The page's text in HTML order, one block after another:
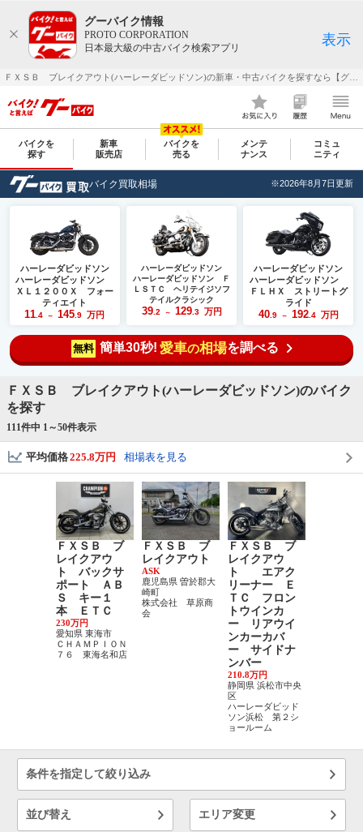
グーバイク情報
PROTO CORPORATION
日本最大級の中古バイク検索アプリ
表示
バイクを
探す
新車
販売店
バイクを
売る
メンテ
ナンス
コミュ
ニティ
バイク買取相場 ※2026年8月7日更新
ハーレーダビッドソン
ハーレーダビッドソン
ＸＬ１２００Ｘ フォー
ティエイト
11 .4 ～ 145 .9 万円
ハーレーダビッドソン
ハーレーダビッドソン Ｆ
ＬＳＴＣ ヘリテイジソフ
テイルクラシック
39.2 ～ 129.3 万円
ハーレーダビッドソン
ハーレーダビッドソン
ＦＬＨＸ ストリートグ
ライド
40.9 ～ 192.4 万円
無料 簡単30秒! 愛車の相場を調べる
ＦＸＳＢ ブレイクアウト(ハーレーダビッドソン)のバイク
を探す
111件中 1～50件表示
平均価格225.8万円 相場表を見る
ＦＸＳＢ ブ
レイクアウ
ト バックサ
ポート ＡＢ
Ｓ キー１
本 ＥＴＣ
230万円
愛知県 東海市
ＣＨＡＭＰＩＯＮ
７６ 東海名和店
ＦＸＳＢ ブ
レイクアウト
ASK
鹿児島県 曽於郡大
崎町
株式会社 草原商
会
ＦＸＳＢ ブ
レイクアウ
ト エアク
リーナー Ｅ
ＴＣ フロン
トウインカ
ー リアウイ
ンカーカバ
ー サイドナ
ンバー
210.8万円
静岡県 浜松市中央
区
ハーレーダビッド
ソン浜松 第２シ
ョールーム
条件を指定して絞り込み
並び替え エリア変更